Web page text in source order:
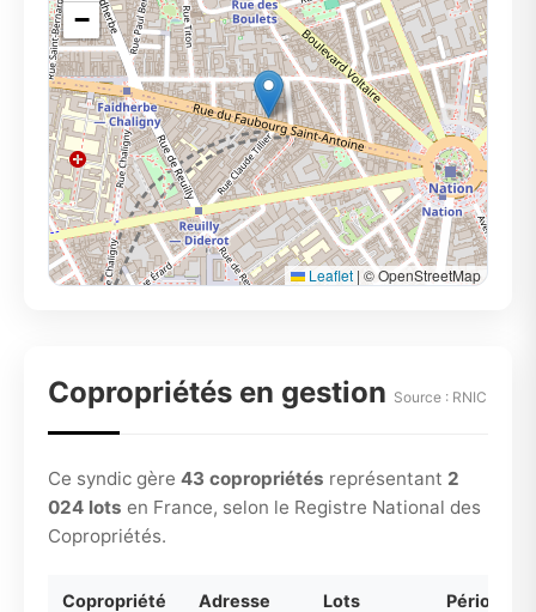
−
Leaflet | © OpenStreetMap
Copropriétés en gestion Source : RNIC
Ce syndic gère 43 copropriétés représentant 2
024 lots en France, selon le Registre National des
Copropriétés.
Copropriété Adresse Lots Période